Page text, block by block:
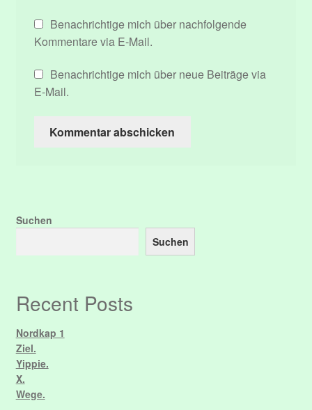
Benachrichtige mich über nachfolgende
Kommentare via E-Mail.
Benachrichtige mich über neue Beiträge via
E-Mail.
Suchen
Suchen
Recent Posts
Nordkap 1
Ziel.
Yippie.
X.
Wege.